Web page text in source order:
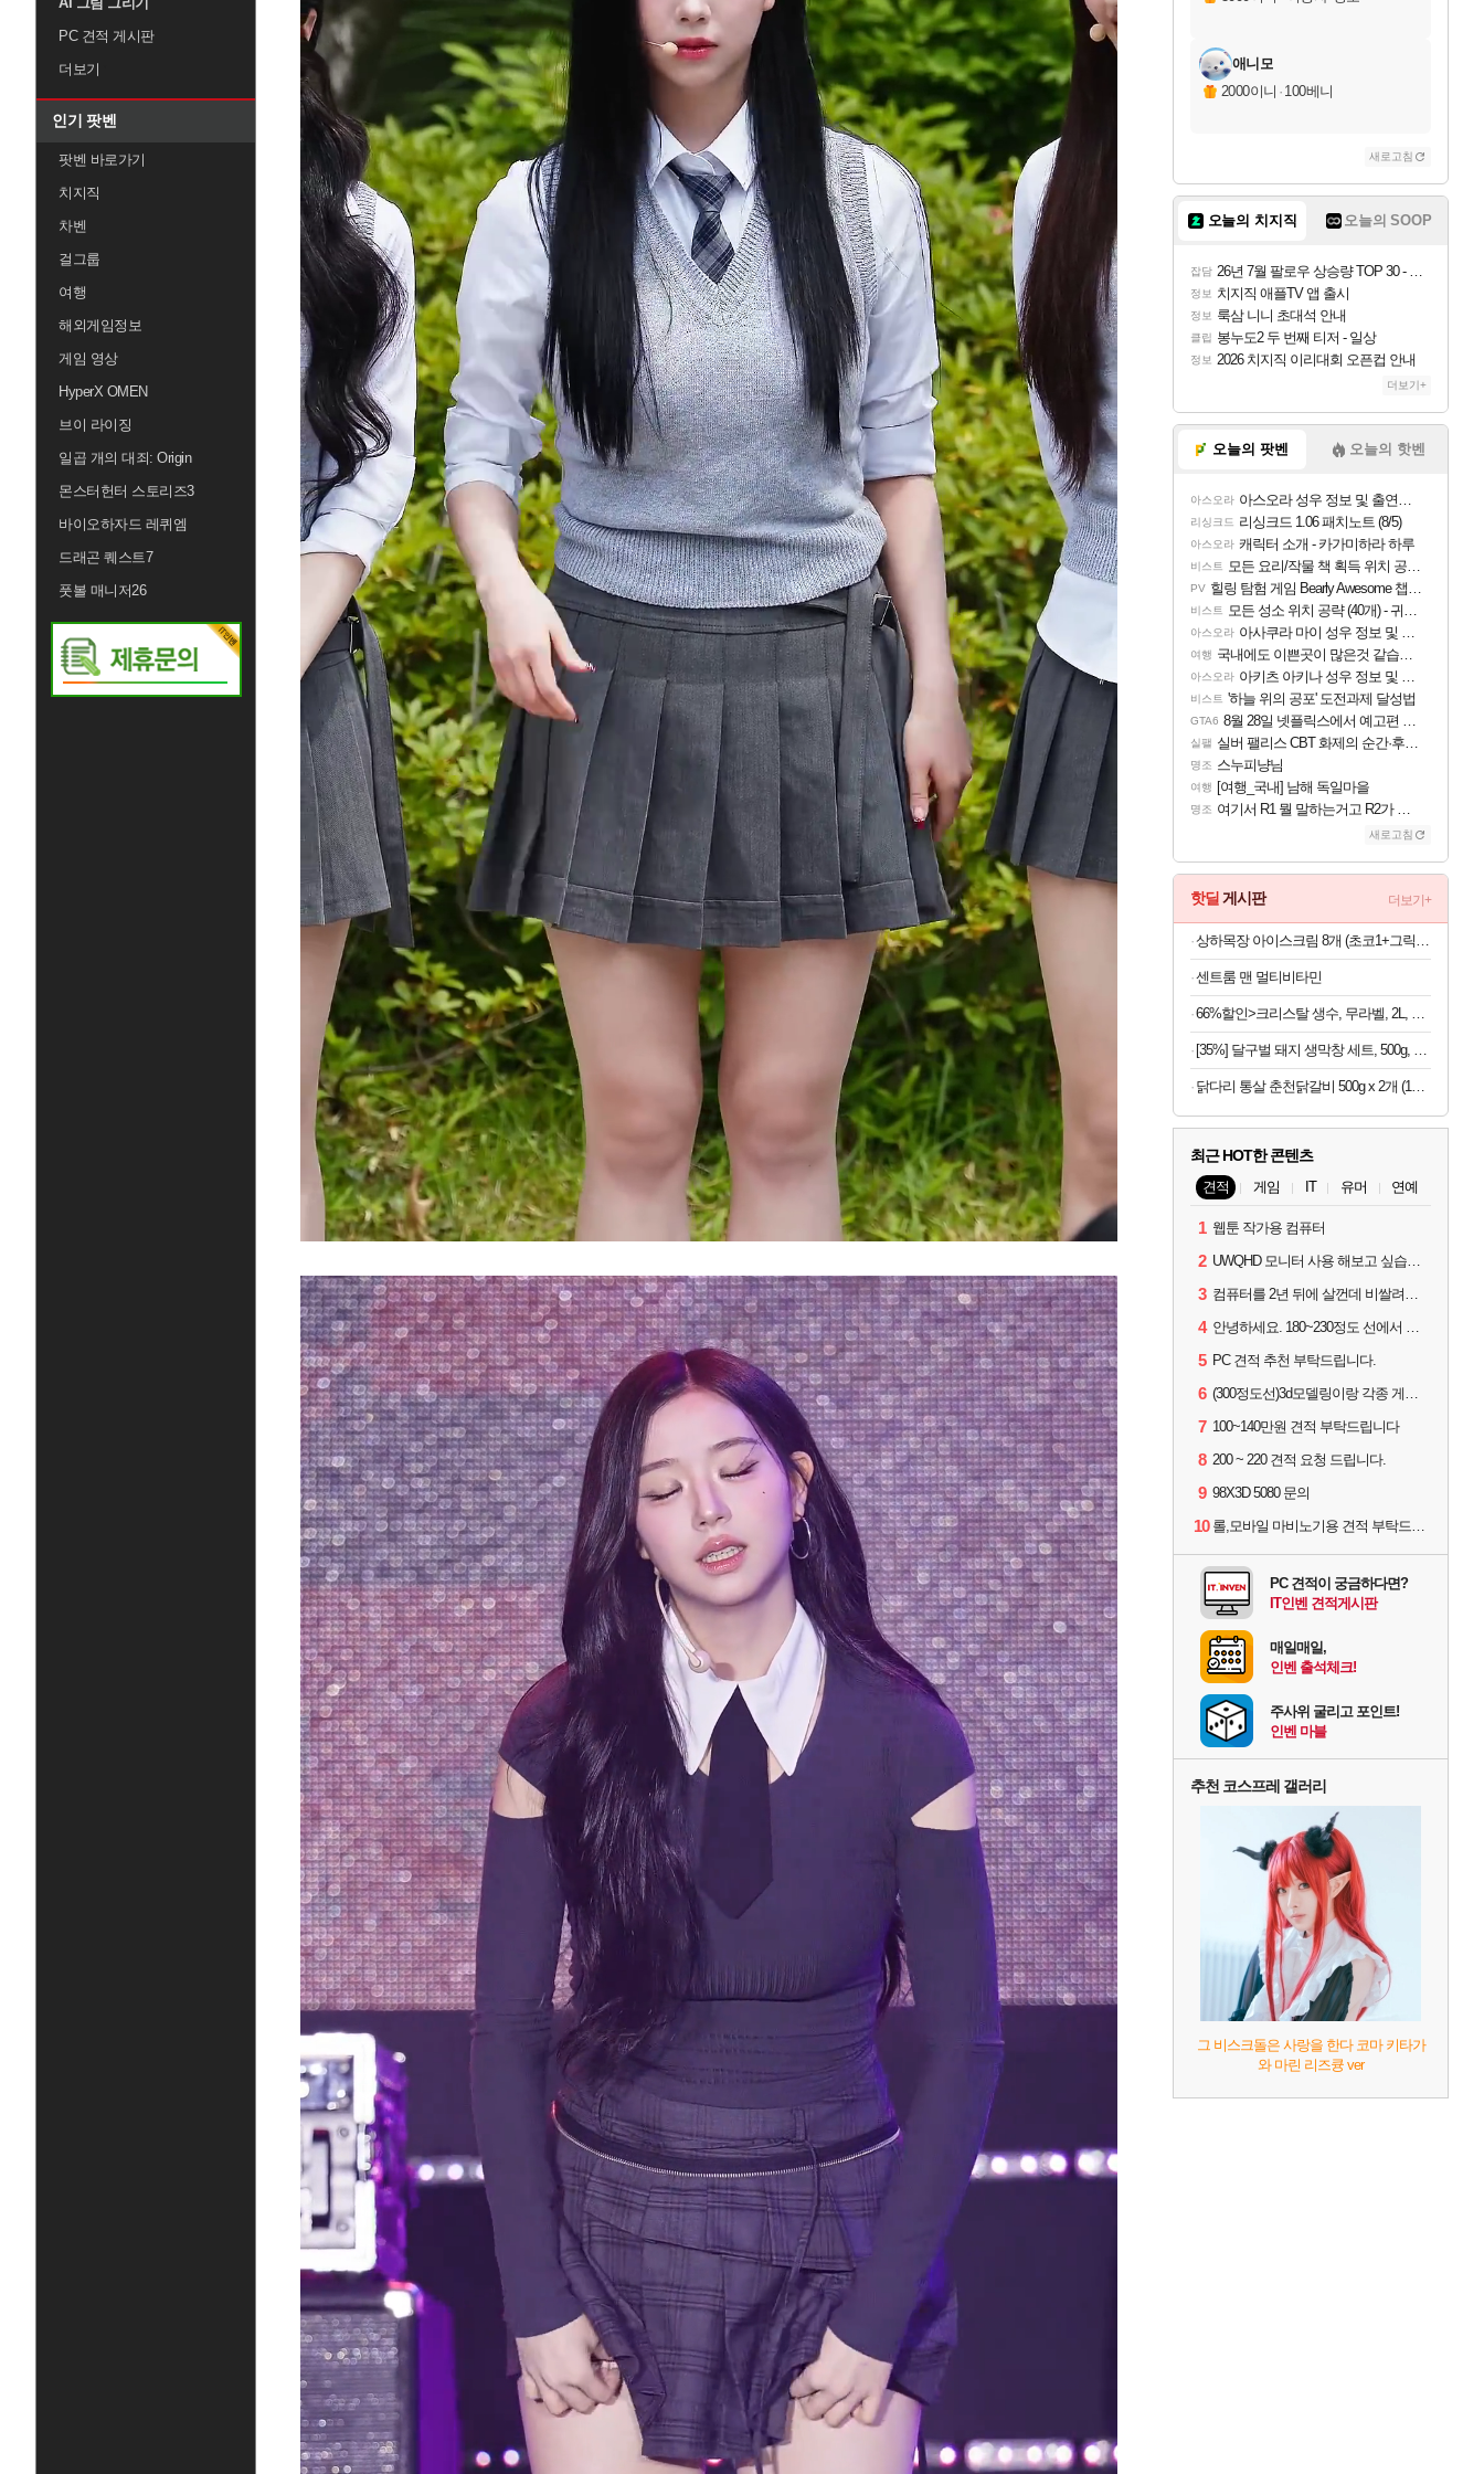
PC 견적 게시판
더보기
인기 팟벤
팟벤 바로가기
치지직
차벤
걸그룹
여행
해외게임정보
게임 영상
HyperX OMEN
브이 라이징
일곱 개의 대죄: Origin
몬스터헌터 스토리즈3
바이오하자드 레퀴엠
드래곤 퀘스트7
풋볼 매니저26
애니모
2000이니 · 100베니
새로고침
오늘의 치지직 오늘의 SOOP
잡담 26년 7월 팔로우 상승량 TOP 30 - 월간 치지직
정보 치지직 애플TV 앱 출시
정보 룩삼 니니 초대석 안내
클립 봉누도2 두 번째 티저 - 일상
정보 2026 치지직 이리대회 오픈컵 안내
더보기+
오늘의 팟벤 오늘의 핫벤
아스오라 아스오라 성우 정보 및 출연작 모음
리싱크드 리싱크드 1.06 패치노트 (8/5)
아스오라 캐릭터 소개 - 카가미하라 하루
비스트 모든 요리/작물 책 획득 위치 공략 (36개) - 미식가 도전과제
PV 힐링 탐험 게임 Bearly Awesome 챕터 1 트레일러
비스트 모든 성소 위치 공략 (40개) - 귀환한 영혼 도전과제
아스오라 아사쿠라 마이 성우 정보 및 주요 필모
여행 국내에도 이쁜곳이 많은것 같습니다
아스오라 아키츠 아키나 성우 정보 및 주요 필모
비스트 '하늘 위의 공포' 도전과제 달성법
GTA6 8월 28일 넷플릭스에서 예고편 공개 예정
실팰 실버 팰리스 CBT 화제의 순간·후기 모음
명조 스누피냥님
여행 [여행_국내] 남해 독일마을
명조 여기서 R1 뭘 말하는거고 R2가 뭘말하는걸까요?
새로고침
핫딜 게시판 더보기+
상하목장 아이스크림 8개 (초코1+그릭요거트3+파르페4)
센트룸 맨 멀티비타민
66%할인>크리스탈 생수, 무라벨, 2L, 12개
[35%] 달구벌 돼지 생막창 세트, 500g, 2봉
닭다리 통살 춘천닭갈비 500g x 2개 (1개당 6,950원)
최근 HOT한 콘텐츠
견적 게임 IT 유머 연예
1 웹툰 작가용 컴퓨터
2 UWQHD 모니터 사용 해보고 싶습니다 추천부탁드려요
3 컴퓨터를 2년 뒤에 살껀데 비쌀려나요...?
4 안녕하세요. 180~230정도 선에서 잡고싶습니다.
5 PC 견적 추천 부탁드립니다.
6 (300정도선)3d모델링이랑 각종 게임을 하는데 견적부탁드립니다!300정도선
7 100~140만원 견적 부탁드립니다
8 200 ~ 220 견적 요청 드립니다.
9 98X3D 5080 문의
10 롤,모바일 마비노기용 견적 부탁드립니다(예산150으로 수정)
PC 견적이 궁금하다면?
IT인벤 견적게시판
매일매일,
인벤 출석체크!
주사위 굴리고 포인트!
인벤 마블
추천 코스프레 갤러리
그 비스크돌은 사랑을 한다 코마 키타가
와 마린 리즈큥 ver